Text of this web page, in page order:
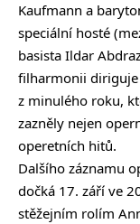
Kaufmann a
speciální hosté
basista Ildar
filharmonii diriguje
z minulého roku,
zazněly nejen
operetních hitů.
Dalšího záznamu
dočká 17. září ve
stěžejním rolím